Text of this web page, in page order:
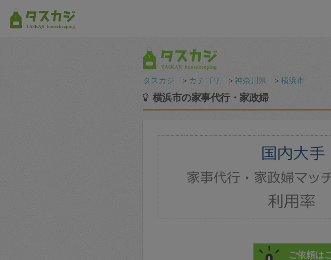
タスカジ ＞ カテゴリ ＞神奈川県 ＞横浜市
横浜市の家事代行・家政婦